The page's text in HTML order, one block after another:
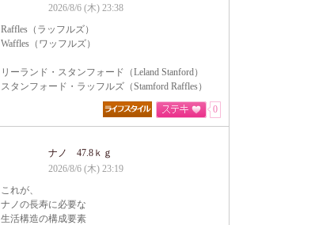
2026/8/6 (木) 23:38
Raffles（ラッフルズ）
Waffles（ワッフルズ）
リーランド・スタンフォード（Leland Stanford）
スタンフォード・ラッフルズ（Stamford Raffles）
0
ナノ 47.8ｋｇ
2026/8/6 (木) 23:19
これが、
ナノの長寿に必要な
生活構造の構成要素